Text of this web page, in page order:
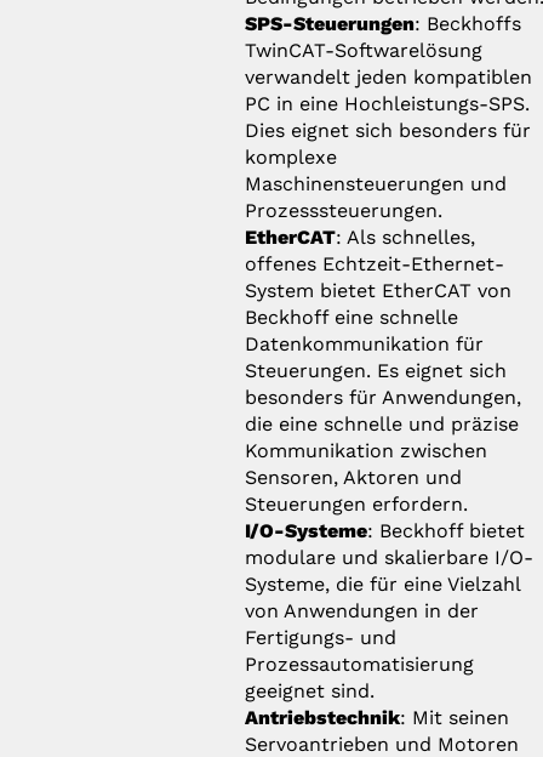
SPS-Steuerungen: Beckhoffs
TwinCAT-Softwarelösung
verwandelt jeden kompatiblen
PC in eine Hochleistungs-SPS.
Dies eignet sich besonders für
komplexe
Maschinensteuerungen und
Prozesssteuerungen.
EtherCAT: Als schnelles,
offenes Echtzeit-Ethernet-
System bietet EtherCAT von
Beckhoff eine schnelle
Datenkommunikation für
Steuerungen. Es eignet sich
besonders für Anwendungen,
die eine schnelle und präzise
Kommunikation zwischen
Sensoren, Aktoren und
Steuerungen erfordern.
I/O-Systeme: Beckhoff bietet
modulare und skalierbare I/O-
Systeme, die für eine Vielzahl
von Anwendungen in der
Fertigungs- und
Prozessautomatisierung
geeignet sind.
Antriebstechnik: Mit seinen
Servoantrieben und Motoren